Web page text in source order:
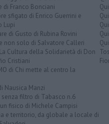
di Franco Bonciani
sfigato di Enrico Guerrini e
Lupi
di Gusto di Rubina Rovini
non solo di Salvatore Calleri
Cultura della Solidarietà di Don
Cristiani
di Chi mette al centro la
Nausica Manzi
senza filtro di Tabasco n.6
fisico di Michele Campisi
e territorio, da globale a locale di